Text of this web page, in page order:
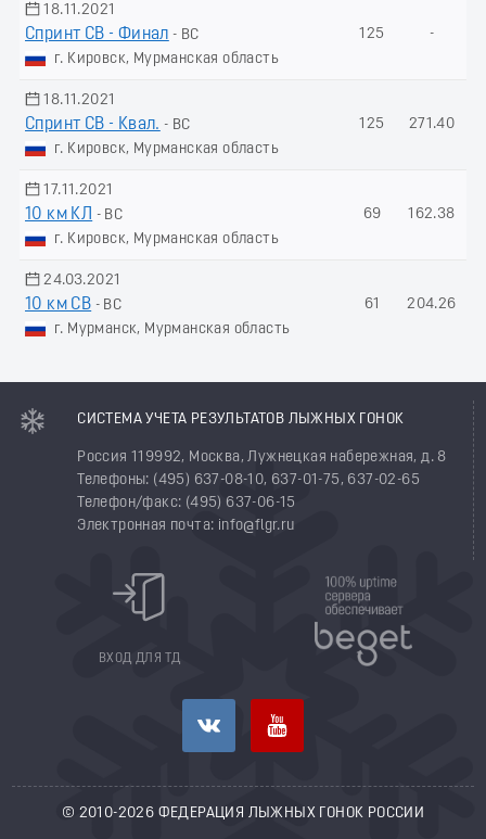
18.11.2021
Спринт СВ - Финал - ВС
г. Кировск, Мурманская область
125 -
18.11.2021
Спринт СВ - Квал. - ВС
г. Кировск, Мурманская область
125 271.40
17.11.2021
10 км КЛ
- ВС
г. Кировск, Мурманская область
69 162.38
24.03.2021
10 км СВ - ВС
г. Мурманск, Мурманская область
61 204.26
СИСТЕМА УЧЕТА РЕЗУЛЬТАТОВ ЛЫЖНЫХ ГОНОК
Россия 119992, Москва, Лужнецкая набережная, д. 8
Телефоны: (495) 637-08-10, 637-01-75, 637-02-65
Телефон/факс: (495) 637-06-15
Электронная почта: info@flgr.ru
ВХОД ДЛЯ ТД
© 2010-2026 ФЕДЕРАЦИЯ ЛЫЖНЫХ ГОНОК РОССИИ